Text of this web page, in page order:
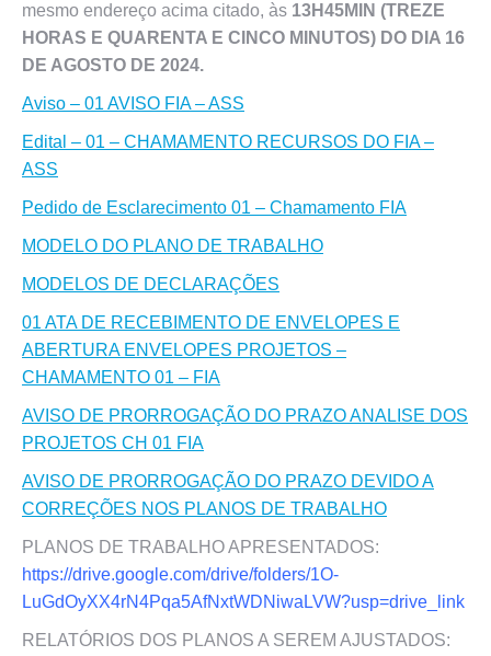
mesmo endereço acima citado, às 13H45MIN (TREZE
HORAS E QUARENTA E CINCO MINUTOS) DO DIA 16
DE AGOSTO DE 2024.
Aviso – 01 AVISO FIA – ASS
Edital – 01 – CHAMAMENTO RECURSOS DO FIA –
ASS
Pedido de Esclarecimento 01 – Chamamento FIA
MODELO DO PLANO DE TRABALHO
MODELOS DE DECLARAÇÕES
01 ATA DE RECEBIMENTO DE ENVELOPES E
ABERTURA ENVELOPES PROJETOS –
CHAMAMENTO 01 – FIA
AVISO DE PRORROGAÇÃO DO PRAZO ANALISE DOS
PROJETOS CH 01 FIA
AVISO DE PRORROGAÇÃO DO PRAZO DEVIDO A
CORREÇÕES NOS PLANOS DE TRABALHO
PLANOS DE TRABALHO APRESENTADOS:
https://drive.google.com/drive/folders/1O-
LuGdOyXX4rN4Pqa5AfNxtWDNiwaLVW?usp=drive_link
RELATÓRIOS DOS PLANOS A SEREM AJUSTADOS: